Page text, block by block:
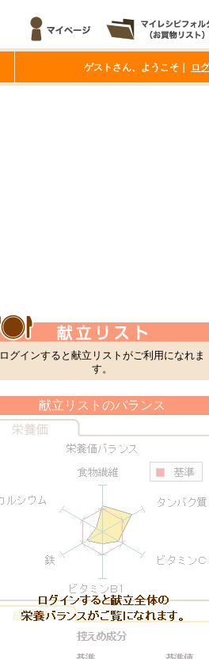
ゲストさん、ようこそ｜ ロ
ログインすると献立リストがご利用になれま
す。
献立リストのバランス